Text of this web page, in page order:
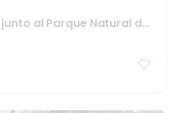
junto al Parque Natural de